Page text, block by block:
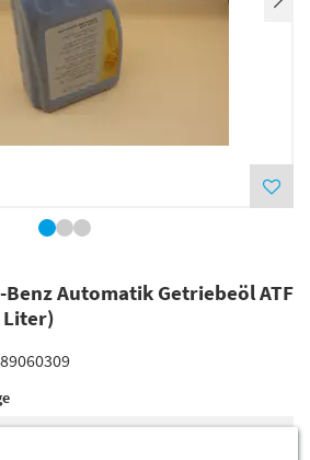
Automatik Getriebeöl ATF
Liter)